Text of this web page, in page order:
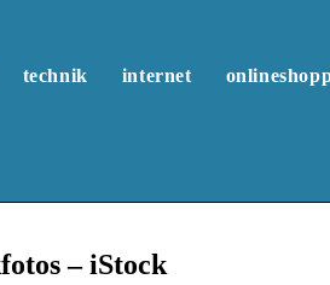
technik internet
– iStock